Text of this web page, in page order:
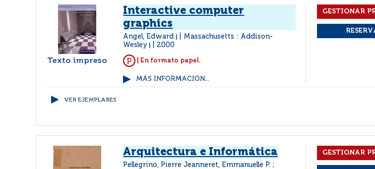
Texto impreso
Interactive computer
graphics
Angel, Edward
Massachusetts : Addison-
Wesley
2000
| En formato papel.
MÁS INFORMACIÓN...
VER EJEMPLARES
Arquitectura e Informática
Pellegrino, Pierre Jeanneret, Emmanuelle P. ;